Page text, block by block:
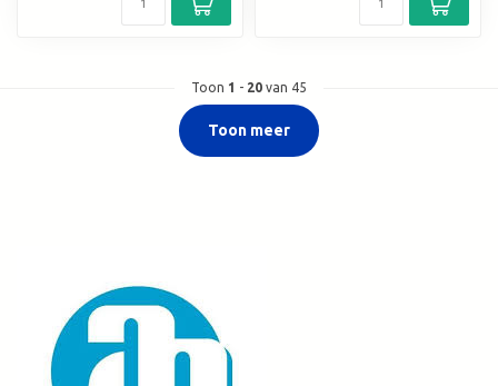
Toon 1 - 20 van 45
Toon meer